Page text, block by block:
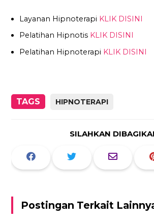
Layanan Hipnoterapi KLIK DISINI
Pelatihan Hipnotis KLIK DISINI
Pelatihan Hipnoterapi KLIK DISINI
TAGS HIPNOTERAPI
SILAHKAN
Postingan Terkait